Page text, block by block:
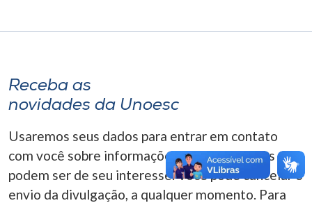
Receba as
novidades da Unoesc
Usaremos seus dados para entrar em contato
com você sobre informações correlacionadas que
podem ser de seu interesse. Você pode cancelar o
envio da divulgação, a qualquer momento. Para